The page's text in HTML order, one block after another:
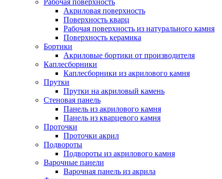
Рабочая поверхность
Акриловая поверхность
Поверхность кварц
Рабочая поверхность из натурального камня
Поверхность керамика
Бортики
Акриловые бортики от производителя
Каплесборники
Каплесборники из акрилового камня
Прутки
Прутки на акриловый камень
Стеновая панель
Панель из акрилового камня
Панель из кварцевого камня
Проточки
Проточки акрил
Подвороты
Подвороты из акрилового камня
Варочные панели
Варочная панель из акрила